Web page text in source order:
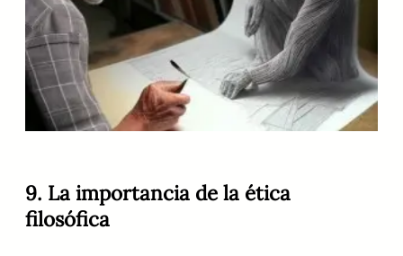
9. La importancia de la ética
filosófica